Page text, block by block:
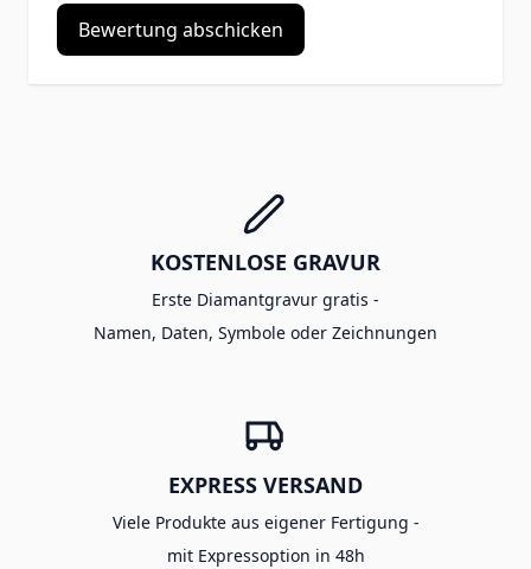
Bewertung abschicken
KOSTENLOSE GRAVUR
Erste Diamantgravur gratis -
Namen, Daten, Symbole oder Zeichnungen
EXPRESS VERSAND
Viele Produkte aus eigener Fertigung -
mit Expressoption in 48h